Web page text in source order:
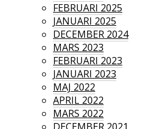
FEBRUARI 2025
JANUARI 2025
DECEMBER 2024
MARS 2023
FEBRUARI 2023
JANUARI 2023
MAJ 2022
APRIL 2022
MARS 2022